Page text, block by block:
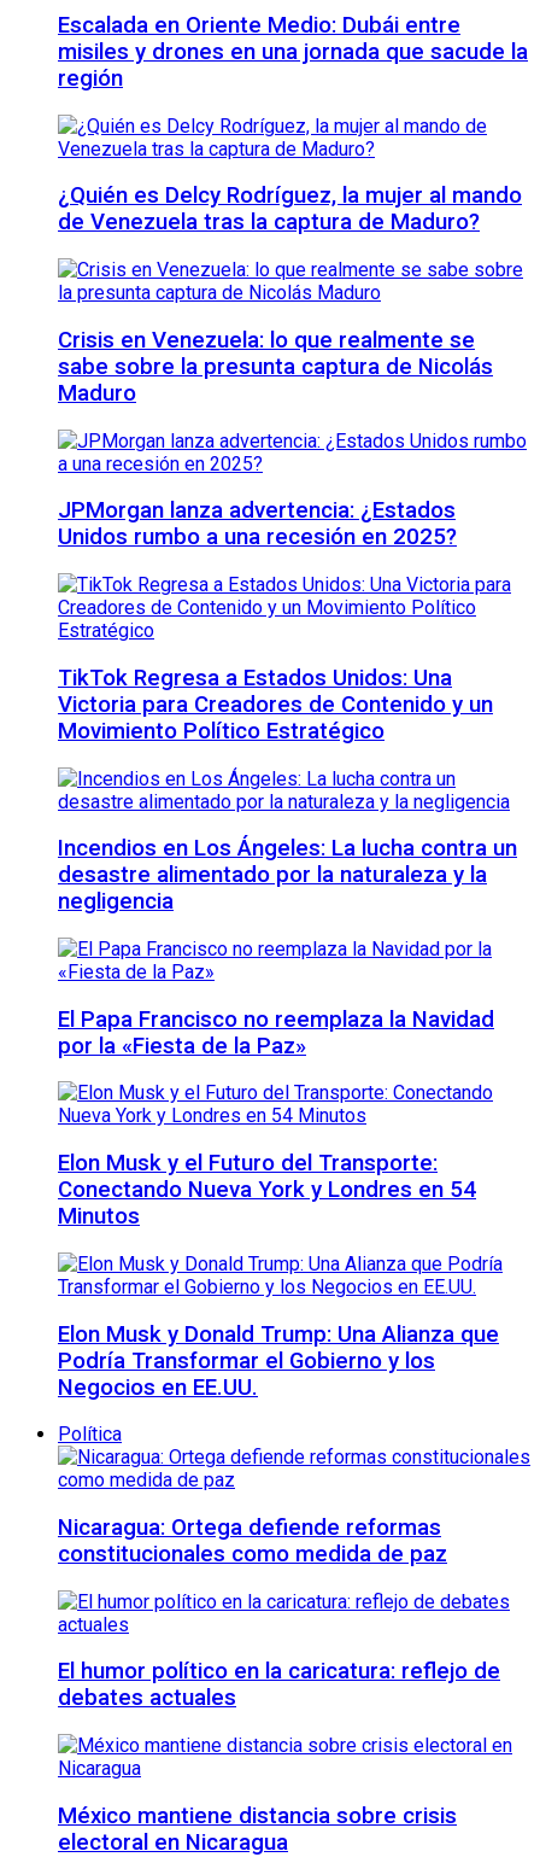
Escalada en Oriente Medio: Dubái entre
misiles y drones en una jornada que sacude la
región
¿Quién es Delcy Rodríguez, la mujer al mando
de Venezuela tras la captura de Maduro?
Crisis en Venezuela: lo que realmente se
sabe sobre la presunta captura de Nicolás
Maduro
JPMorgan lanza advertencia: ¿Estados
Unidos rumbo a una recesión en 2025?
TikTok Regresa a Estados Unidos: Una
Victoria para Creadores de Contenido y un
Movimiento Político Estratégico
Incendios en Los Ángeles: La lucha contra un
desastre alimentado por la naturaleza y la
negligencia
El Papa Francisco no reemplaza la Navidad
por la «Fiesta de la Paz»
Elon Musk y el Futuro del Transporte:
Conectando Nueva York y Londres en 54
Minutos
Elon Musk y Donald Trump: Una Alianza que
Podría Transformar el Gobierno y los
Negocios en EE.UU.
Política
Nicaragua: Ortega defiende reformas
constitucionales como medida de paz
El humor político en la caricatura: reflejo de
debates actuales
México mantiene distancia sobre crisis
electoral en Nicaragua